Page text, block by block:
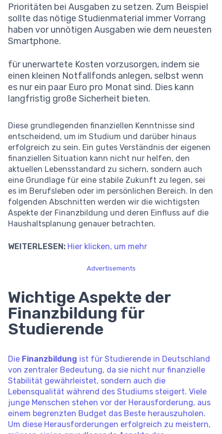
Prioritäten bei Ausgaben zu setzen. Zum Beispiel
sollte das nötige Studienmaterial immer Vorrang
haben vor unnötigen Ausgaben wie dem neuesten
Smartphone.
für unerwartete Kosten vorzusorgen, indem sie
einen kleinen Notfallfonds anlegen, selbst wenn
es nur ein paar Euro pro Monat sind. Dies kann
langfristig große Sicherheit bieten.
Diese grundlegenden finanziellen Kenntnisse sind
entscheidend, um im Studium und darüber hinaus
erfolgreich zu sein. Ein gutes Verständnis der eigenen
finanziellen Situation kann nicht nur helfen, den
aktuellen Lebensstandard zu sichern, sondern auch
eine Grundlage für eine stabile Zukunft zu legen, sei
es im Berufsleben oder im persönlichen Bereich. In den
folgenden Abschnitten werden wir die wichtigsten
Aspekte der Finanzbildung und deren Einfluss auf die
Haushaltsplanung genauer betrachten.
WEITERLESEN: Hier klicken, um mehr
Advertisements
Wichtige Aspekte der
Finanzbildung für
Studierende
Die Finanzbildung ist für Studierende in Deutschland
von zentraler Bedeutung, da sie nicht nur finanzielle
Stabilität gewährleistet, sondern auch die
Lebensqualität während des Studiums steigert. Viele
junge Menschen stehen vor der Herausforderung, aus
einem begrenzten Budget das Beste herauszuholen.
Um diese Herausforderungen erfolgreich zu meistern,